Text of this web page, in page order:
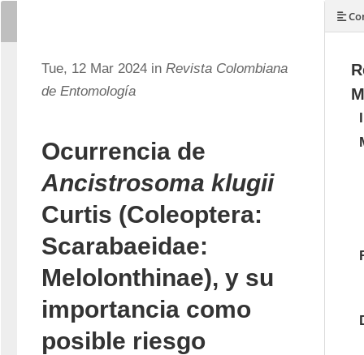
Tue, 12 Mar 2024 in Revista Colombiana
de Entomología
Ocurrencia de
Ancistrosoma klugii
Curtis (Coleoptera:
Scarabaeidae:
Melolonthinae), y su
importancia como
posible riesgo